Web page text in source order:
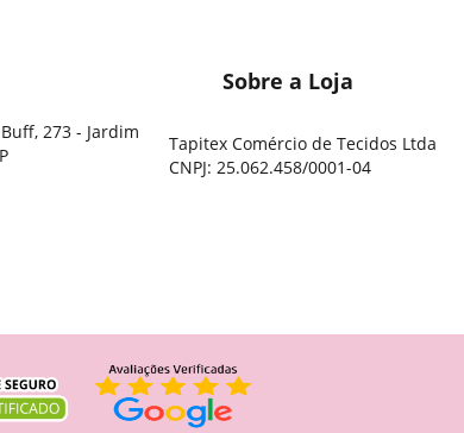
273 - Jardim
Sobre a Loja
Tapitex Comércio de Tecidos Ltda
CNPJ: 25.062.458/0001-04